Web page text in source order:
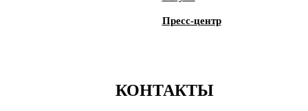
Пресс-центр
КОНТАКТЫ